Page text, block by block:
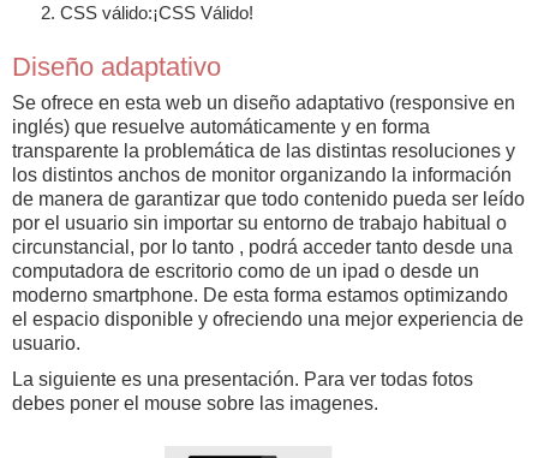
CSS válido:¡CSS Válido!
Diseño adaptativo
Se ofrece en esta web un diseño adaptativo (responsive en
inglés) que resuelve automáticamente y en forma
transparente la problemática de las distintas resoluciones y
los distintos anchos de monitor organizando la información
de manera de garantizar que todo contenido pueda ser leído
por el usuario sin importar su entorno de trabajo habitual o
circunstancial, por lo tanto , podrá acceder tanto desde una
computadora de escritorio como de un ipad o desde un
moderno smartphone. De esta forma estamos optimizando
el espacio disponible y ofreciendo una mejor experiencia de
usuario.
La siguiente es una presentación. Para ver todas fotos
debes poner el mouse sobre las imagenes.